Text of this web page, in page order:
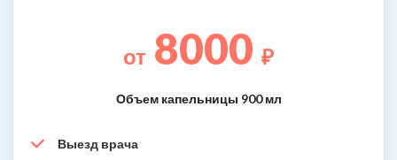
от 8000 ₽
Объем капельницы 900 мл
Выезд врача